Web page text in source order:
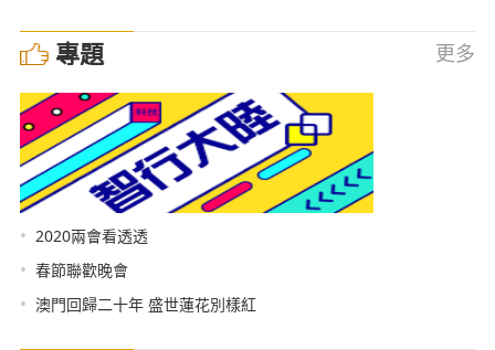
專題 更多
• 2020兩會看透透
• 春節聯歡晚會
• 澳門回歸二十年 盛世蓮花別樣紅